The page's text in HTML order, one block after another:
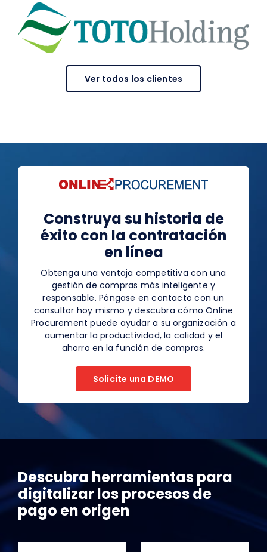
Ver todos los clientes
Construya su historia de
éxito con la contratación
en línea
Obtenga una ventaja competitiva con una
gestión de compras más inteligente y
responsable. Póngase en contacto con un
consultor hoy mismo y descubra cómo Online
Procurement puede ayudar a su organización a
aumentar la productividad, la calidad y el
ahorro en la función de compras.
Solicite una DEMO
Descubra herramientas para
digitalizar los procesos de
pago en origen